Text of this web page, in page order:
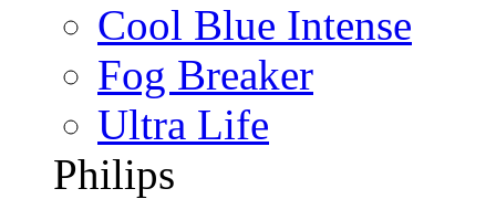
Cool Blue Intense
Fog Breaker
Ultra Life
Philips